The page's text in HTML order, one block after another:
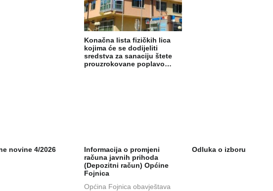
Konačna lista fizičkih lica
kojima će se dodijeliti
sredstva za sanaciju štete
prouzrokovane poplavo…
novine 4/2026
Informacija o promjeni
računa javnih prihoda
(Depozitni račun) Općine
Fojnica
Općina Fojnica obavještava
Odluka o izboru